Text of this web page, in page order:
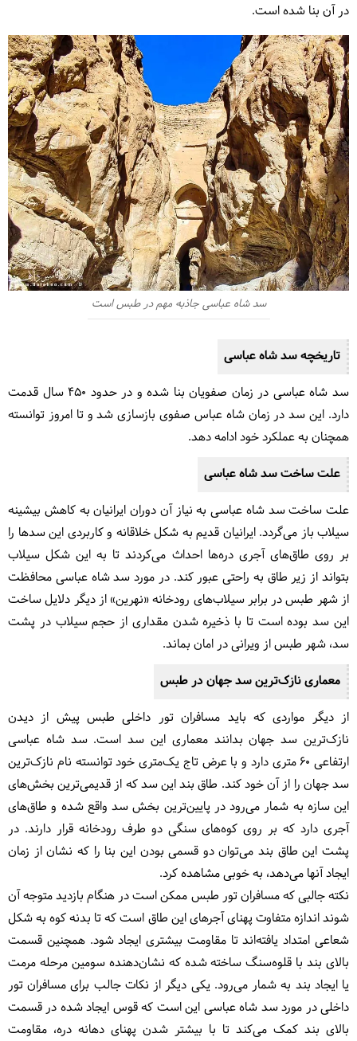
در آن بنا شده است.
سد شاه عباسی جاذبه مهم در طبس است
تاریخچه سد شاه عباسی
سد شاه عباسی در زمان صفویان بنا شده و در حدود ۴۵۰ سال قدمت
دارد. این سد در زمان شاه عباس صفوی بازسازی شد و تا امروز توانسته
همچنان به عملکرد خود ادامه دهد.
علت ساخت سد شاه عباسی
علت ساخت سد شاه عباسی به نیاز آن دوران ایرانیان به کاهش بیشینه
سیلاب باز می‌گردد. ایرانیان قدیم به شکل خلاقانه و کاربردی این سدها را
بر روی طاق‌های آجری دره‌ها احداث می‌کردند تا به این شکل سیلاب
بتواند از زیر طاق به راحتی عبور کند. در مورد سد شاه عباسی محافظت
از شهر طبس در برابر سیلاب‌های رودخانه «نهرین» از دیگر دلایل ساخت
این سد بوده است تا با ذخیره شدن مقداری از حجم سیلاب در پشت
سد، شهر طبس از ویرانی در امان بماند.
معماری نازک‌ترین سد جهان در طبس
از دیگر مواردی که باید مسافران تور داخلی طبس پیش از دیدن
نازک‌ترین سد جهان بدانند معماری این سد است. سد شاه عباسی
ارتفاعی ۶۰ متری دارد و با عرض تاج یک‌متری خود توانسته نام نازک‌ترین
سد جهان را از آن خود کند. طاق بند این سد که از قدیمی‌ترین بخش‌های
این سازه به شمار می‌رود در پایین‌ترین بخش سد واقع شده و طاق‌های
آجری دارد که بر روی کوه‌های سنگی دو طرف رودخانه قرار دارند. در
پشت این طاق بند می‌توان دو قسمی بودن این بنا را که نشان از زمان
ایجاد آنها می‌دهد، به خوبی مشاهده کرد.
نکته جالبی که مسافران تور طبس ممکن است در هنگام بازدید متوجه آن
شوند اندازه متفاوت پهنای آجرهای این طاق است که تا بدنه کوه به شکل
شعاعی امتداد یافته‌اند تا مقاومت بیشتری ایجاد شود. همچنین قسمت
بالای بند با قلوه‌سنگ ساخته شده که نشان‌دهنده سومین مرحله مرمت
یا ایجاد بند به شمار می‌رود. یکی دیگر از نکات جالب برای مسافران تور
داخلی در مورد سد شاه عباسی این است که قوس ایجاد شده در قسمت
بالای بند کمک می‌کند تا با بیشتر شدن پهنای دهانه دره، مقاومت